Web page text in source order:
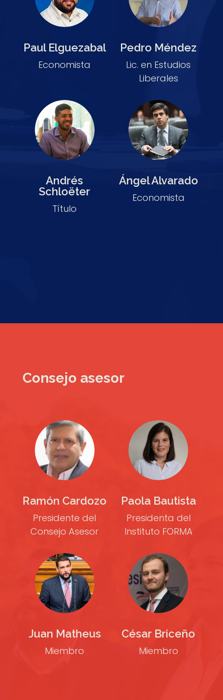
Paul Elguezabal
Economista
Pedro Méndez
Lic. en Estudios
Liberales
Andrés
Schloëter
Título
Ángel Alvarado
Economista
Consejo asesor
Ramón Cardozo
Presidente del
Consejo Asesor
Paola Bautista
Presidenta del
Instituto FORMA
Juan Matheus
Miembro
César Briceño
Miembro